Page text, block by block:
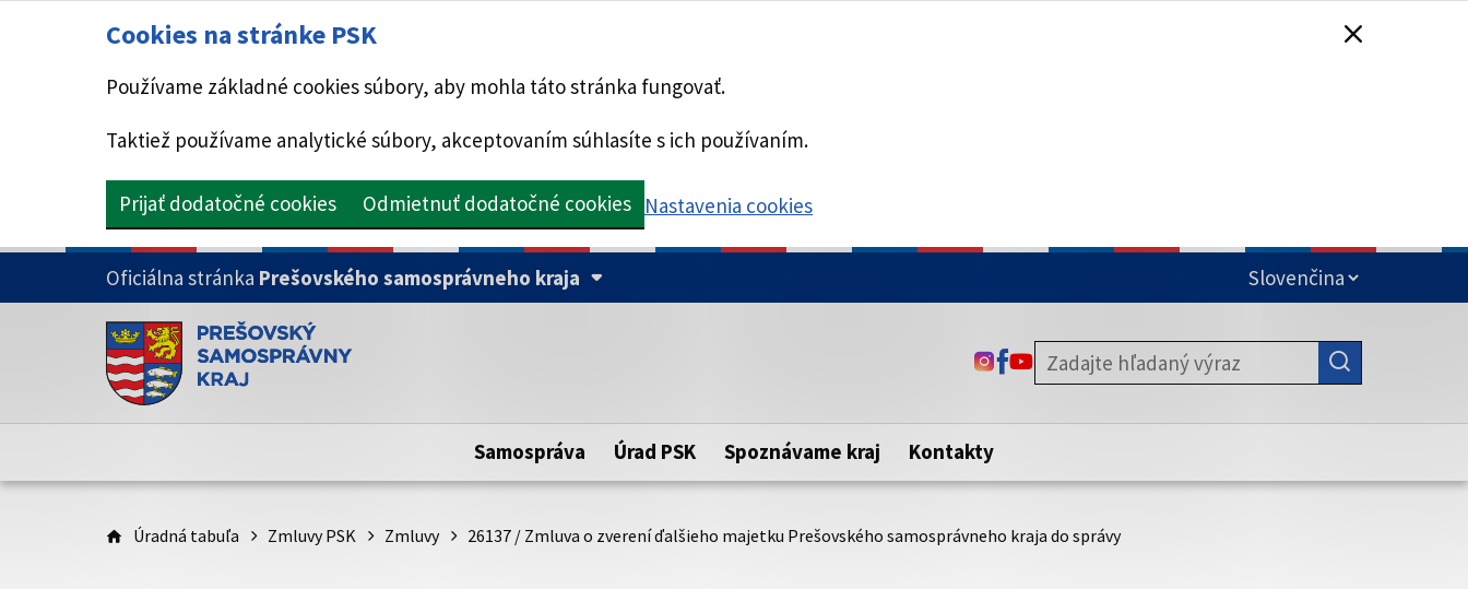
Cookies na stránke PSK
Používame základné cookies súbory, aby mohla táto stránka fungovať.
Taktiež používame analytické súbory, akceptovaním súhlasíte s ich používaním.
Prijať dodatočné cookies Odmietnuť dodatočné cookies Nastavenia cookies
PRESKOČIŤ NA HLAVNÝ OBSAH
Oficiálna stránka Prešovského samosprávneho kraja
Doména psk.sk je oficiálna
Toto je oficiálna webová stránka Prešovského samosprávneho kraja.
Táto stránka je zabezpečená
zabezpečenú webovú stránku. Zabezpečená stránka vždy začína
https:// pred názvom domény webového sídla.
ODKAZ SA OTVORÍ NA NOVEJ KARTE
ODKAZ SA OTVORÍ NA NOVEJ KARTE
ODKAZ SA OTVORÍ NA NOVEJ KARTE
Samospráva Úrad PSK Spoznávame kraj Kontakty
Úradná tabuľa Zmluvy PSK Zmluvy 26137 / Zmluva o zverení ďalšieho majetku Prešovského samosprávneho kraja do správy